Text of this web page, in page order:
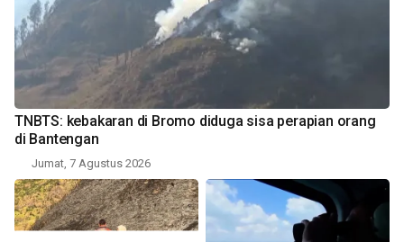
TNBTS: kebakaran di Bromo diduga sisa perapian orang
di Bantengan
Jumat, 7 Agustus 2026